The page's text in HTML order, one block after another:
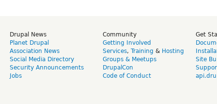
Drupal News
Planet Drupal
Association News
Social Media Directory
Security Announcements
Jobs
Community
Getting Involved
Services, Training & Hosting
Groups & Meetups
DrupalCon
Code of Conduct
Get
Site